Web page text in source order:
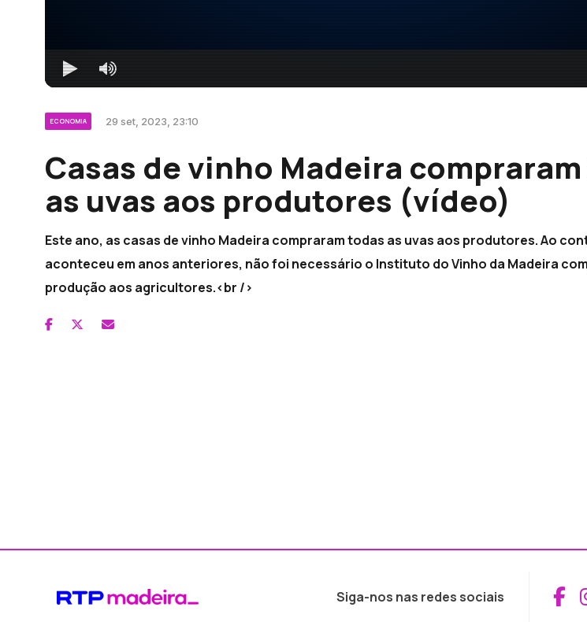
ECONOMIA 29 set, 2023, 23:10
Casas de vinho Madeira
as uvas aos produtores (vídeo)
Este ano, as casas de vinho Madeira compraram todas as uvas aos produtores. Ao
aconteceu em anos anteriores, não foi necessário o Instituto do Vinho da Madeira
produção aos agricultores.<br />
Siga-nos nas redes sociais